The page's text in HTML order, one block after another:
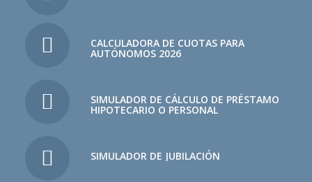
CALCULADORA DE CUOTAS PARA
AUTÓNOMOS 2026
SIMULADOR DE CÁLCULO DE PRÉSTAMO
HIPOTECARIO O PERSONAL
SIMULADOR DE JUBILACIÓN